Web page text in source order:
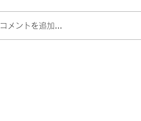
コメントを追加…